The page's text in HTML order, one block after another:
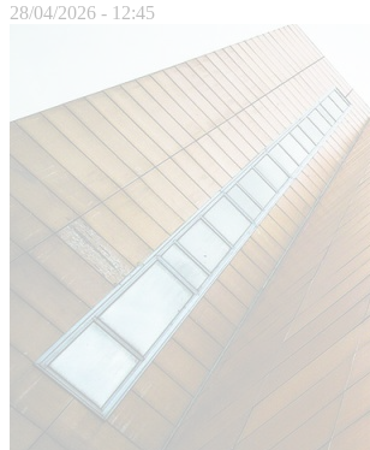
28/04/2026 - 12:45